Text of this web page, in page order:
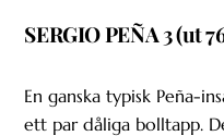
SERGIO PEÑA 3 (ut
En ganska typisk Peña-
ett par dåliga bolltapp.